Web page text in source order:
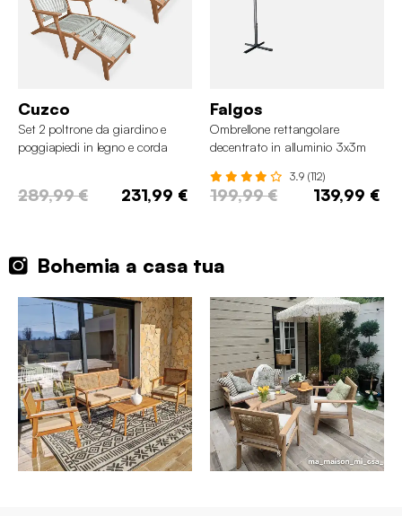
Cuzco
Set 2 poltrone da giardino e
poggiapiedi in legno e corda
289,99 € 231,99 €
Falgos
Ombrellone rettangolare
decentrato in alluminio 3x3m
3.9 (112)
199,99 € 139,99 €
Bohemia a casa tua